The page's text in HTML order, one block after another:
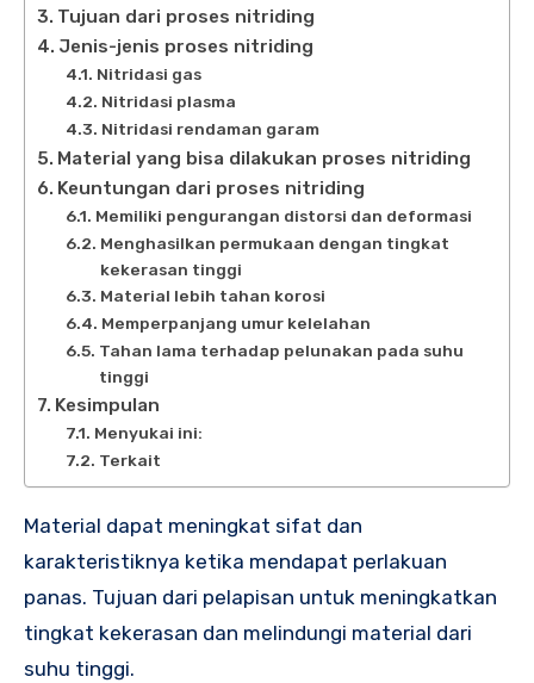
Tujuan dari proses nitriding
Jenis-jenis proses nitriding
Nitridasi gas
Nitridasi plasma
Nitridasi rendaman garam
Material yang bisa dilakukan proses nitriding
Keuntungan dari proses nitriding
Memiliki pengurangan distorsi dan deformasi
Menghasilkan permukaan dengan tingkat
kekerasan tinggi
Material lebih tahan korosi
Memperpanjang umur kelelahan
Tahan lama terhadap pelunakan pada suhu
tinggi
Kesimpulan
Menyukai ini:
Terkait
Material dapat meningkat sifat dan
karakteristiknya ketika mendapat perlakuan
panas. Tujuan dari pelapisan untuk meningkatkan
tingkat kekerasan dan melindungi material dari
suhu tinggi.